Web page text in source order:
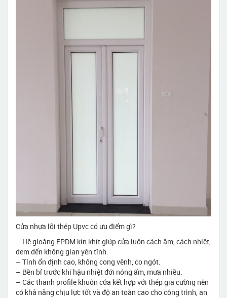
Cửa nhựa lõi thép Upvc có ưu điểm gì?
– Hệ gioăng EPDM kín khít giúp cửa luôn cách âm, cách nhiệt,
đem đến không gian yên tĩnh.
– Tính ổn định cao, không cong vênh, co ngót.
– Bền bỉ trước khí hậu nhiệt đới nóng ẩm, mưa nhiều.
– Các thanh profile khuôn cửa kết hợp với thép gia cường nên
có khả năng chịu lực tốt và độ an toàn cao cho công trình, an